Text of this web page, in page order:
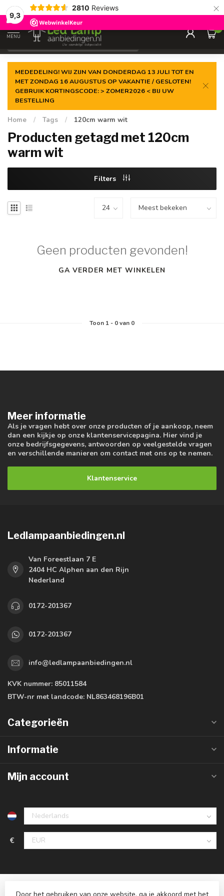
9,3
2810 Reviews ×
Gegarandeerde delaagste prijs
MENU
0
MEDEDELING! WIJ ZIJN VAN DONDERDAG 13 JULI TOT EN
MET ZONDAG 16 AUGUSTUS OP VAKANTIE / GESLOTEN!
GEBRUIK KORTINGSCODE: > ZOMER2026 < BIJ UW
BESTELLING
Home / Tags / 120cm warm wit
Producten getagd met 120cm
warm wit
Filters
Geen producten gevonden!
GA VERDER MET WINKELEN
Toon 1- 0van 0
Meer informatie
Als je vragen hebt over onze producten of je aankoop, neem
dan een kijkje op onze klantenservicepagina. Hier vind je
onze bedrijfsgegevens, antwoorden op veelgestelde vragen
en verschillende manieren om contact met ons op te nemen.
Klantenservice
Ledlampaanbiedingen.nl
Van Foreestlaan 7 E
2404 HC Alphen aan den Rijn
Nederland
0172-201367
0172-201367
info@ledlampaanbiedingen.nl
KVK nummer: 85011584
BTW-nr met landcode: NL863468196B01
Categorieën
Informatie
Mijn account
€